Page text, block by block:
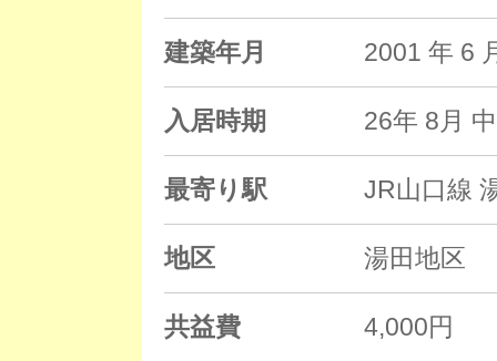
建築年月 2001 年
入居時期 26年 8月
最寄り駅 JR山口線
地区 湯田地区
共益費 4,000円